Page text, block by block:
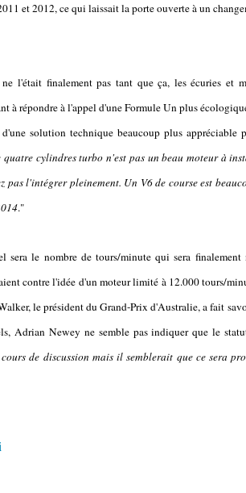
et 2012, ce qui laissait la porte ouverte à un
l'était finalement pas tant que ça, les écuries et
à répondre à l'appel d'une Formule Un plus
solution technique beaucoup plus appréciable
cylindres turbo n'est pas un beau moteur à
pas l'intégrer pleinement. Un V6 de course est
."
sera le nombre de tours/minute qui sera
contre l'idée d'un moteur limité à 12.000 tours/
le président du Grand-Prix d'Australie, a fait
Adrian Newey ne semble pas indiquer que le
de discussion mais il semblerait que ce sera